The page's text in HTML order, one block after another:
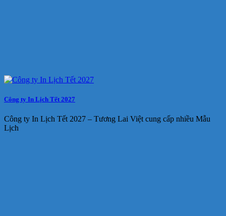
Công ty In Lịch Tết 2027
Công ty In Lịch Tết 2027 – Tương Lai Việt cung cấp nhiều Mẫu
Lịch